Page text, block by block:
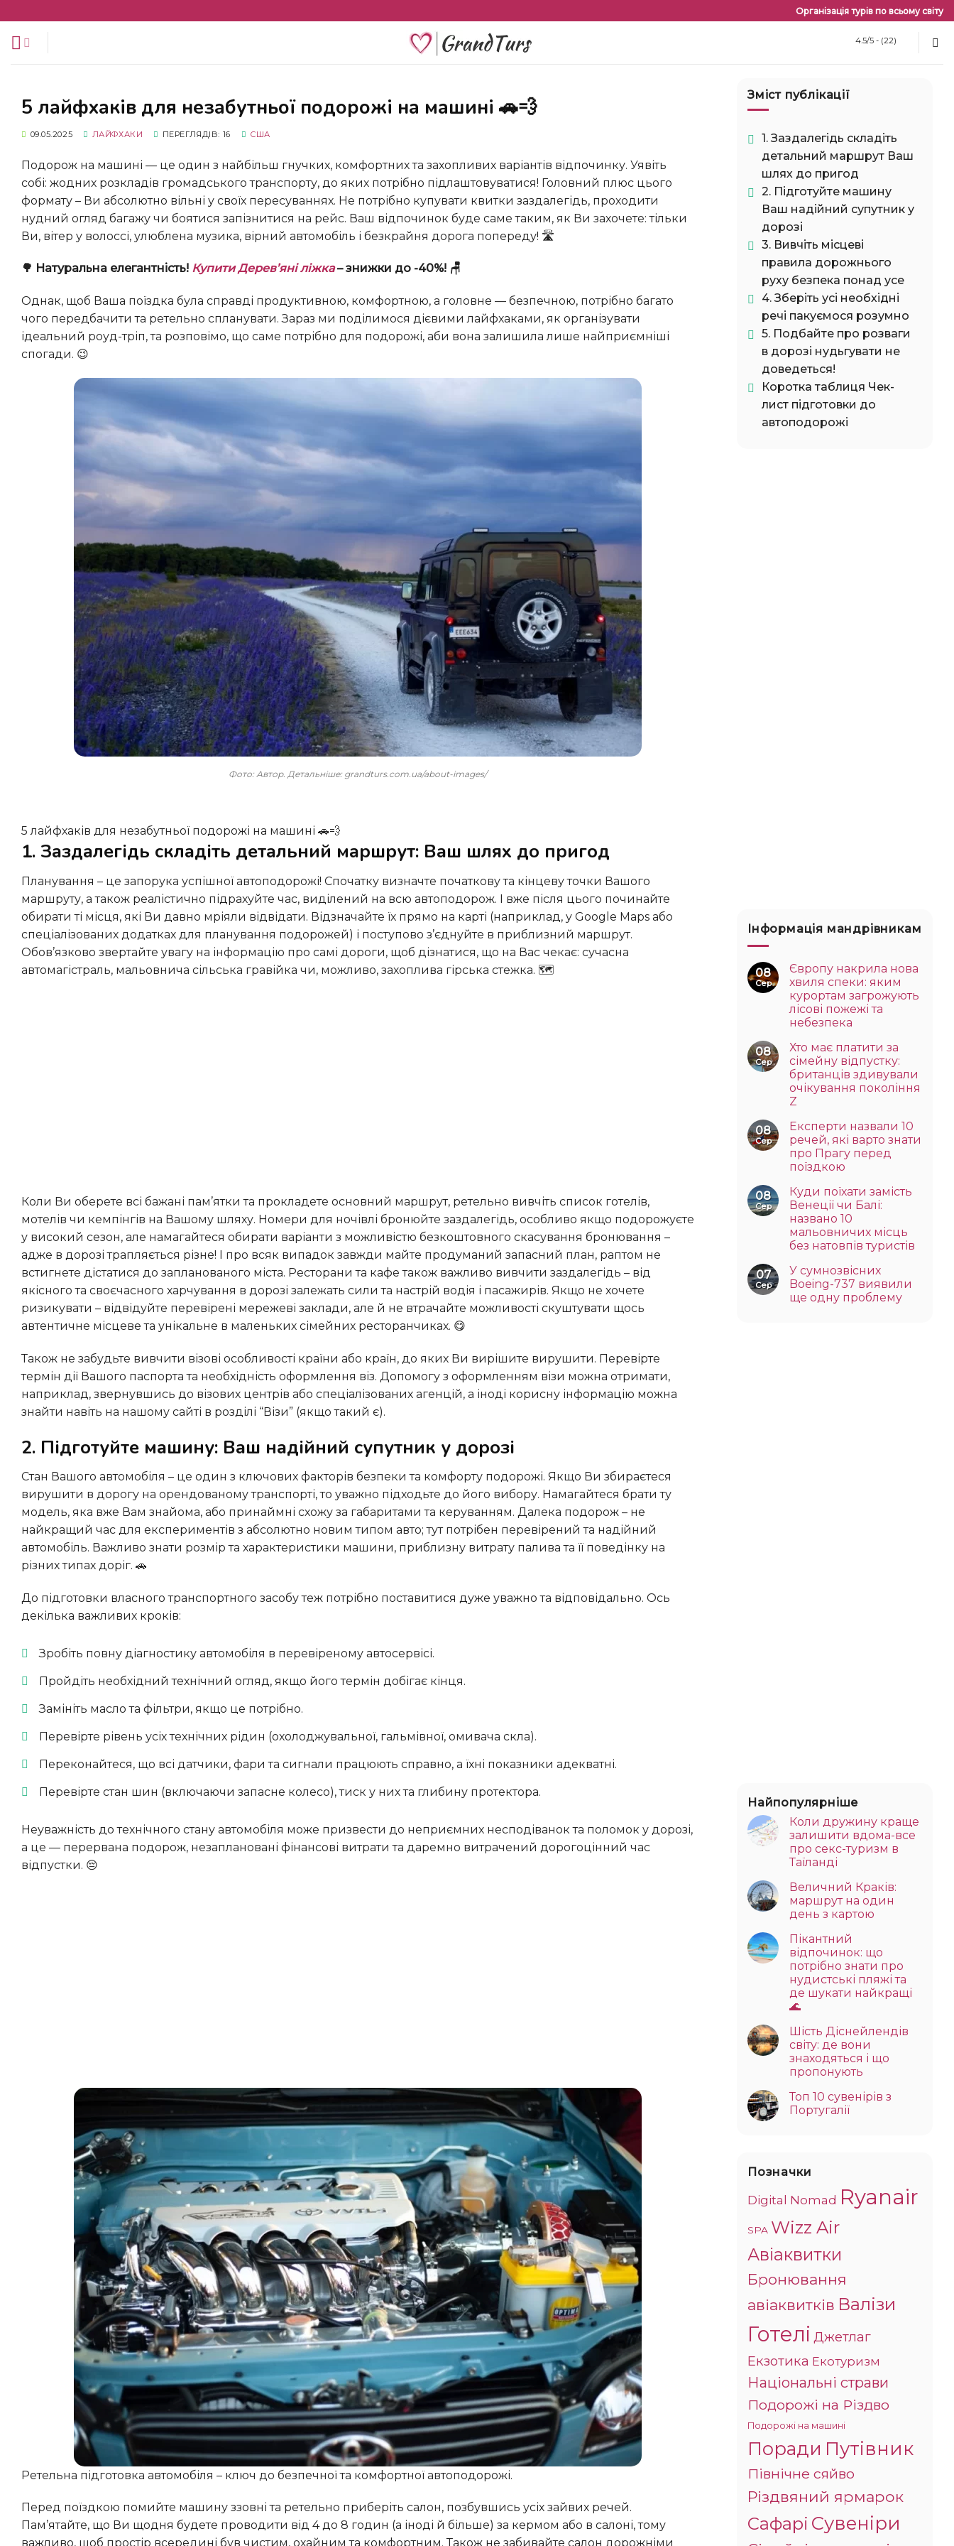
змісту
Організація турів по всьому світу
4.5/5 - (22)
5 лайфхаків для незабутньої подорожі на машині 🚗💨
09.05.2025 ЛАЙФХАКИ ПЕРЕГЛЯДІВ: 16 США
Подорож на машині — це один з найбільш гнучких, комфортних та захопливих варіантів відпочинку. Уявіть
собі: жодних розкладів громадського транспорту, до яких потрібно підлаштовуватися! Головний плюс цього
формату – Ви абсолютно вільні у своїх пересуваннях. Не потрібно купувати квитки заздалегідь, проходити
нудний огляд багажу чи боятися запізнитися на рейс. Ваш відпочинок буде саме таким, як Ви захочете: тільки
Ви, вітер у волоссі, улюблена музика, вірний автомобіль і безкрайня дорога попереду! 🛣️
🌳 Натуральна елегантність! Купити Дерев’яні ліжка– знижки до -40%! 🪑
Однак, щоб Ваша поїздка була справді продуктивною, комфортною, а головне — безпечною, потрібно багато
чого передбачити та ретельно спланувати. Зараз ми поділимося дієвими лайфхаками, як організувати
ідеальний роуд-тріп, та розповімо, що саме потрібно для подорожі, аби вона залишила лише найприємніші
спогади. 😉
Фото: Автор. Детальніше: grandturs.com.ua/about-images/
5 лайфхаків для незабутньої подорожі на машині 🚗💨
1. Заздалегідь складіть детальний маршрут: Ваш шлях до пригод
Планування – це запорука успішної автоподорожі! Спочатку визначте початкову та кінцеву точки Вашого
маршруту, а також реалістично підрахуйте час, виділений на всю автоподорож. І вже після цього починайте
обирати ті місця, які Ви давно мріяли відвідати. Відзначайте їх прямо на карті (наприклад, у Google Maps або
спеціалізованих додатках для планування подорожей) і поступово з’єднуйте в приблизний маршрут.
Обов’язково звертайте увагу на інформацію про самі дороги, щоб дізнатися, що на Вас чекає: сучасна
автомагістраль, мальовнича сільська гравійка чи, можливо, захоплива гірська стежка. 🗺️
Коли Ви оберете всі бажані пам’ятки та прокладете основний маршрут, ретельно вивчіть список готелів,
мотелів чи кемпінгів на Вашому шляху. Номери для ночівлі бронюйте заздалегідь, особливо якщо подорожуєте
у високий сезон, але намагайтеся обирати варіанти з можливістю безкоштовного скасування бронювання –
адже в дорозі трапляється різне! І про всяк випадок завжди майте продуманий запасний план, раптом не
встигнете дістатися до запланованого міста. Ресторани та кафе також важливо вивчити заздалегідь – від
якісного та своєчасного харчування в дорозі залежать сили та настрій водія і пасажирів. Якщо не хочете
ризикувати – відвідуйте перевірені мережеві заклади, але й не втрачайте можливості скуштувати щось
автентичне місцеве та унікальне в маленьких сімейних ресторанчиках. 😋
Також не забудьте вивчити візові особливості країни або країн, до яких Ви вирішите вирушити. Перевірте
термін дії Вашого паспорта та необхідність оформлення віз. Допомогу з оформленням візи можна отримати,
наприклад, звернувшись до візових центрів або спеціалізованих агенцій, а іноді корисну інформацію можна
знайти навіть на нашому сайті в розділі “Візи” (якщо такий є).
2. Підготуйте машину: Ваш надійний супутник у дорозі
Стан Вашого автомобіля – це один з ключових факторів безпеки та комфорту подорожі. Якщо Ви збираєтеся
вирушити в дорогу на орендованому транспорті, то уважно підходьте до його вибору. Намагайтеся брати ту
модель, яка вже Вам знайома, або принаймні схожу за габаритами та керуванням. Далека подорож – не
найкращий час для експериментів з абсолютно новим типом авто; тут потрібен перевірений та надійний
автомобіль. Важливо знати розмір та характеристики машини, приблизну витрату палива та її поведінку на
різних типах доріг. 🚗
До підготовки власного транспортного засобу теж потрібно поставитися дуже уважно та відповідально. Ось
декілька важливих кроків:
Зробіть повну діагностику автомобіля в перевіреному автосервісі.
Пройдіть необхідний технічний огляд, якщо його термін добігає кінця.
Замініть масло та фільтри, якщо це потрібно.
Перевірте рівень усіх технічних рідин (охолоджувальної, гальмівної, омивача скла).
Переконайтеся, що всі датчики, фари та сигнали працюють справно, а їхні показники адекватні.
Перевірте стан шин (включаючи запасне колесо), тиск у них та глибину протектора.
Неуважність до технічного стану автомобіля може призвести до неприємних несподіванок та поломок у дорозі,
а це — перервана подорож, незаплановані фінансові витрати та даремно витрачений дорогоцінний час
відпустки. 😔
Ретельна підготовка автомобіля – ключ до безпечної та комфортної автоподорожі.
Перед поїздкою помийте машину ззовні та ретельно приберіть салон, позбувшись усіх зайвих речей.
Пам’ятайте, що Ви щодня будете проводити від 4 до 8 годин (а іноді й більше) за кермом або в салоні, тому
важливо, щоб простір всередині був чистим, охайним та комфортним. Також не забивайте салон дорожніми
Зміст публікації
1. Заздалегідь складіть
детальний маршрут Ваш
шлях до пригод
2. Підготуйте машину
Ваш надійний супутник у
дорозі
3. Вивчіть місцеві
правила дорожнього
руху безпека понад усе
4. Зберіть усі необхідні
речі пакуємося розумно
5. Подбайте про розваги
в дорозі нудьгувати не
доведеться!
Коротка таблиця Чек-
лист підготовки до
автоподорожі
Інформація мандрівникам
08
Сер
Європу накрила нова
хвиля спеки: яким
курортам загрожують
лісові пожежі та
небезпека
08
Сер
Хто має платити за
сімейну відпустку:
британців здивували
очікування покоління
Z
08
Сер
Експерти назвали 10
речей, які варто знати
про Прагу перед
поїздкою
08
Сер
Куди поїхати замість
Венеції чи Балі:
названо 10
мальовничих місць
без натовпів туристів
07
Сер
У сумнозвісних
Boeing-737 виявили
ще одну проблему
Найпопулярніше
Коли дружину краще
залишити вдома-все
про секс-туризм в
Таїланді
Величний Краків:
маршрут на один
день з картою
Пікантний
відпочинок: що
потрібно знати про
нудистські пляжі та
де шукати найкращі
🌊
Шість Діснейлендів
світу: де вони
знаходяться і що
пропонують
Топ 10 сувенірів з
Португалії
Позначки
Digital Nomad Ryanair
SPA Wizz Air
Авіаквитки
Бронювання
авіаквитків Валізи
Готелі Джетлаг
Екзотика Екотуризм
Національні страви
Подорожі на Різдво
Подорожі на машині
Поради Путівник
Північне сяйво
Різдвяний ярмарок
Сафарі Сувеніри